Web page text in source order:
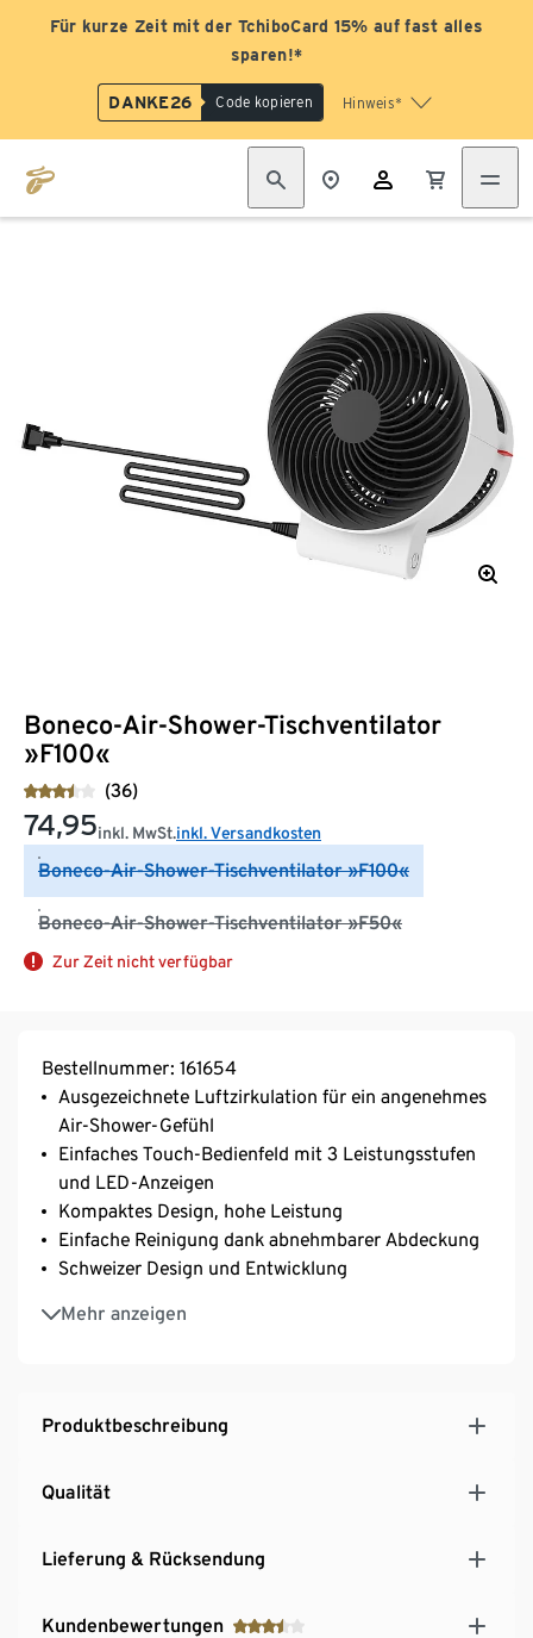
Für kurze Zeit mit der TchiboCard 15% auf fast alles
sparen!*
DANKE26 Code kopieren Hinweis*
Boneco-Air-Shower-Tischventilator
»F100«
(36)
74,95inkl. MwSt.inkl. Versandkosten
Boneco-Air-Shower-Tischventilator »F100«
Boneco-Air-Shower-Tischventilator »F50«
Zur Zeit nicht verfügbar
Bestellnummer: 161654
Ausgezeichnete Luftzirkulation für ein angenehmes
Air-Shower-Gefühl
Einfaches Touch-Bedienfeld mit 3 Leistungsstufen
und LED-Anzeigen
Kompaktes Design, hohe Leistung
Einfache Reinigung dank abnehmbarer Abdeckung
Schweizer Design und Entwicklung
Mehr anzeigen
Ideal auch für den Schreibtisch im Büro oder im
Home-Office
Produktbeschreibung
Qualität
Lieferung & Rücksendung
Kundenbewertungen